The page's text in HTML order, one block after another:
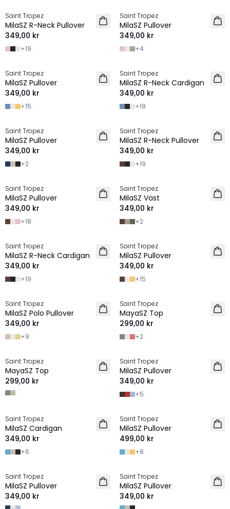
2 FOR 600 SEK
Saint Tropez
MilaSZ R-Neck Pullover
349,00 kr
+19
2 FOR 600 SEK
Saint Tropez
MilaSZ Pullover
349,00 kr
+4
2 FOR 600 SEK
Saint Tropez
MilaSZ Pullover
349,00 kr
+15
2 FOR 600 SEK
Saint Tropez
MilaSZ R-Neck Cardigan
349,00 kr
+19
2 FOR 600 SEK
NYHET
Saint Tropez
MilaSZ Pullover
349,00 kr
+2
2 FOR 600 SEK
Saint Tropez
MilaSZ R-Neck Pullover
349,00 kr
+19
2 FOR 600 SEK
NYHET
Saint Tropez
MilaSZ Pullover
349,00 kr
+18
2 FOR 600 SEK
Saint Tropez
MilaSZ Väst
349,00 kr
+2
2 FOR 600 SEK
NYHET
Saint Tropez
MilaSZ R-Neck Cardigan
349,00 kr
+19
2 FOR 600 SEK
Saint Tropez
MilaSZ Pullover
349,00 kr
+15
2 FOR 600 SEK
NYHET
Saint Tropez
MilaSZ Polo Pullover
349,00 kr
+9
2 for 550 SEK
Saint Tropez
MayaSZ Top
299,00 kr
+2
2 for 550 SEK
Saint Tropez
MayaSZ Top
299,00 kr
2 FOR 600 SEK
Saint Tropez
MilaSZ Pullover
349,00 kr
+5
2 FOR 600 SEK
Saint Tropez
MilaSZ Cardigan
349,00 kr
+6
2 FOR 600 SEK
Saint Tropez
MilaSZ Pullover
499,00 kr
+8
2 FOR 600 SEK
Saint Tropez
MilaSZ Pullover
349,00 kr
2 FOR 600 SEK
Saint Tropez
MilaSZ Pullover
349,00 kr